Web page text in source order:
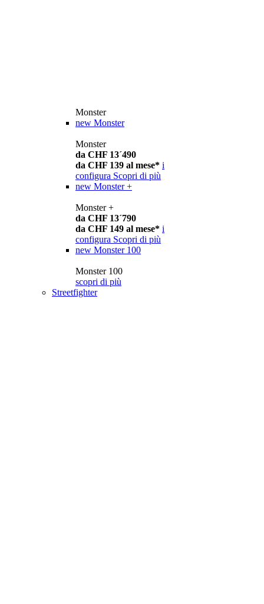
Monster
new Monster
Monster
da CHF 13´490
da CHF 139 al mese* i
configura Scopri di più
new Monster +
Monster +
da CHF 13´790
da CHF 149 al mese* i
configura Scopri di più
new Monster 100
Monster 100
scopri di più
Streetfighter